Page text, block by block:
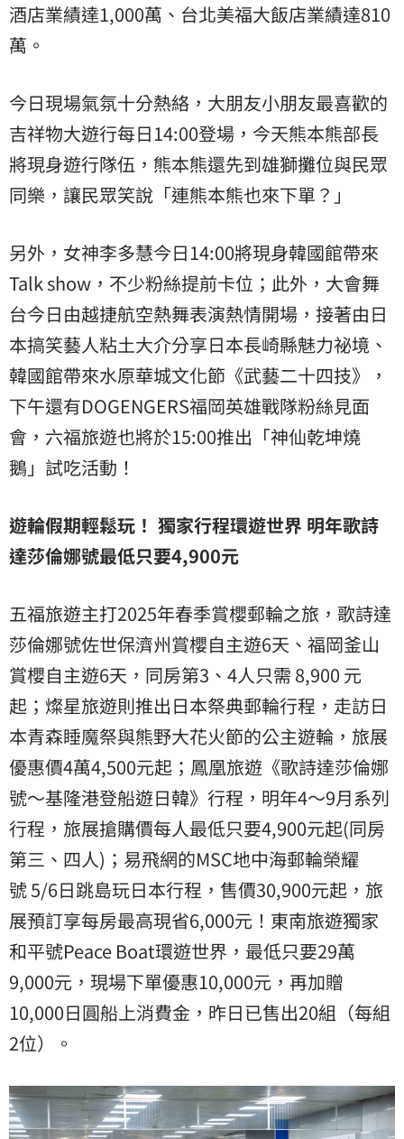
酒店業績達1,000萬、台北美福大飯店業績達810
萬。
今日現場氣氛十分熱絡，大朋友小朋友最喜歡的
吉祥物大遊行每日14:00登場，今天熊本熊部長
將現身遊行隊伍，熊本熊還先到雄獅攤位與民眾
同樂，讓民眾笑說「連熊本熊也來下單？」
另外，女神李多慧今日14:00將現身韓國館帶來
Talk show，不少粉絲提前卡位；此外，大會舞
台今日由越捷航空熱舞表演熱情開場，接著由日
本搞笑藝人粘土大介分享日本長崎縣魅力祕境、
韓國館帶來水原華城文化節《武藝二十四技》，
下午還有DOGENGERS福岡英雄戰隊粉絲見面
會，六福旅遊也將於15:00推出「神仙乾坤燒
鵝」試吃活動！
遊輪假期輕鬆玩！ 獨家行程環遊世界 明年歌詩
達莎倫娜號最低只要4,900元
五福旅遊主打2025年春季賞櫻郵輪之旅，歌詩達
莎倫娜號佐世保濟州賞櫻自主遊6天、福岡釜山
賞櫻自主遊6天，同房第3、4人只需 8,900 元
起；燦星旅遊則推出日本祭典郵輪行程，走訪日
本青森睡魔祭與熊野大花火節的公主遊輪，旅展
優惠價4萬4,500元起；鳳凰旅遊《歌詩達莎倫娜
號～基隆港登船遊日韓》行程，明年4～9月系列
行程，旅展搶購價每人最低只要4,900元起(同房
第三、四人)；易飛網的MSC地中海郵輪榮耀
號 5/6日跳島玩日本行程，售價30,900元起，旅
展預訂享每房最高現省6,000元！東南旅遊獨家
和平號Peace Boat環遊世界，最低只要29萬
9,000元，現場下單優惠10,000元，再加贈
10,000日圓船上消費金，昨日已售出20組（每組
2位）。